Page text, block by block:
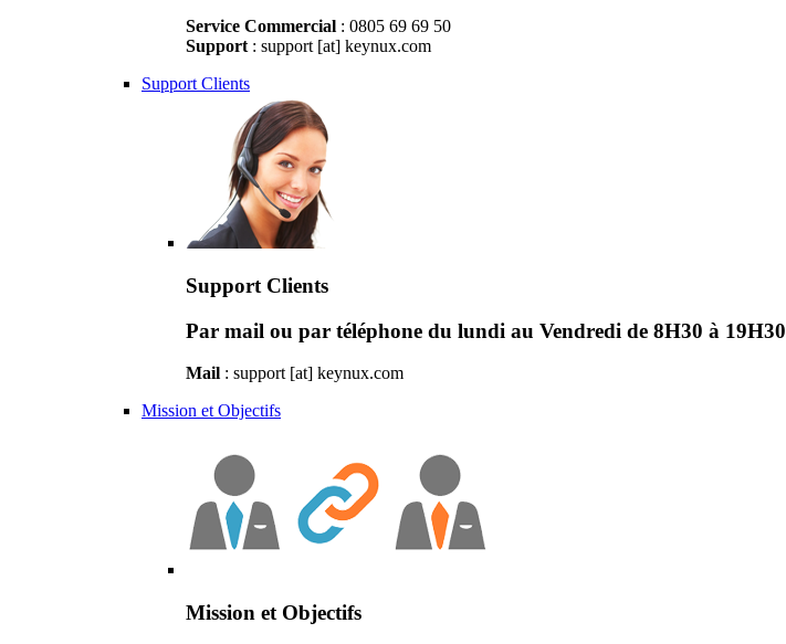
Service Commercial : 0805 69 69 50
Support : support [at] keynux.com
Support Clients
Support Clients
Par mail ou par téléphone du lundi au Vendredi de 8H30 à 19H30
Mail : support [at] keynux.com
Mission et Objectifs
Mission et Objectifs